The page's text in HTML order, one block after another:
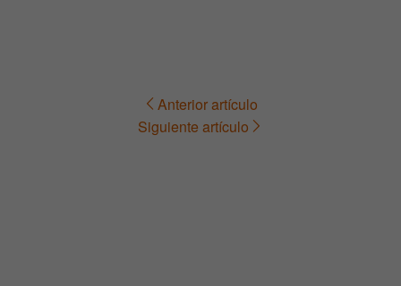
Navegación Anterior artículo
Siguiente artículo